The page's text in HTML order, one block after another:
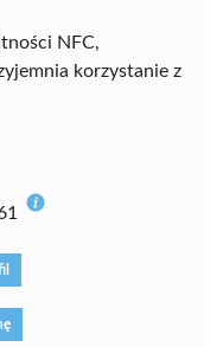
NFC,
korzystanie z